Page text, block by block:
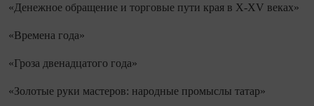
«Денежное обращение и торговые пути края в X-XV веках»
«Времена года»
«Гроза двенадцатого года»
«Золотые руки мастеров: народные промыслы татар»